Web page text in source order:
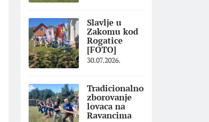
Slavlje u
Zakomu kod
Rogatice
[FOTO]
30.07.2026.
Tradicionalno
zborovanje
lovaca na
Ravancima